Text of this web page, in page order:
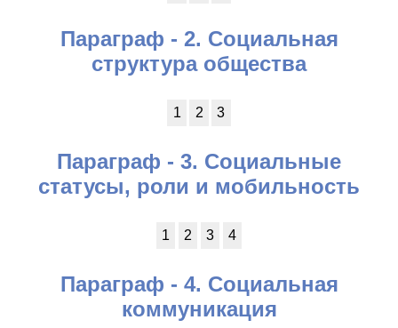
Параграф - 2. Социальная
структура общества
1 2 3
Параграф - 3. Социальные
статусы, роли и мобильность
1 2 3 4
Параграф - 4. Социальная
коммуникация